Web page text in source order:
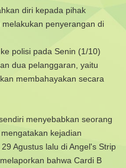
diri kepada pihak
penyerangan di
polisi pada Senin (1/10)
dua pelanggaran, yaitu
membahayakan secara
menyebabkan seorang
kejadian
Agustus lalu di Angel's Strip
melaporkan bahwa Cardi B